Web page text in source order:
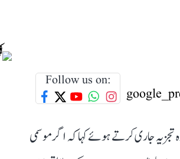
Follow us on:
تجزیہ جاری کرتے ہوئے کہا کہ اگر موسمی